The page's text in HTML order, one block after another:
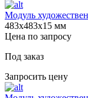
Модуль
483х483х15 мм
Цена по запросу
Под заказ
Запросить цену